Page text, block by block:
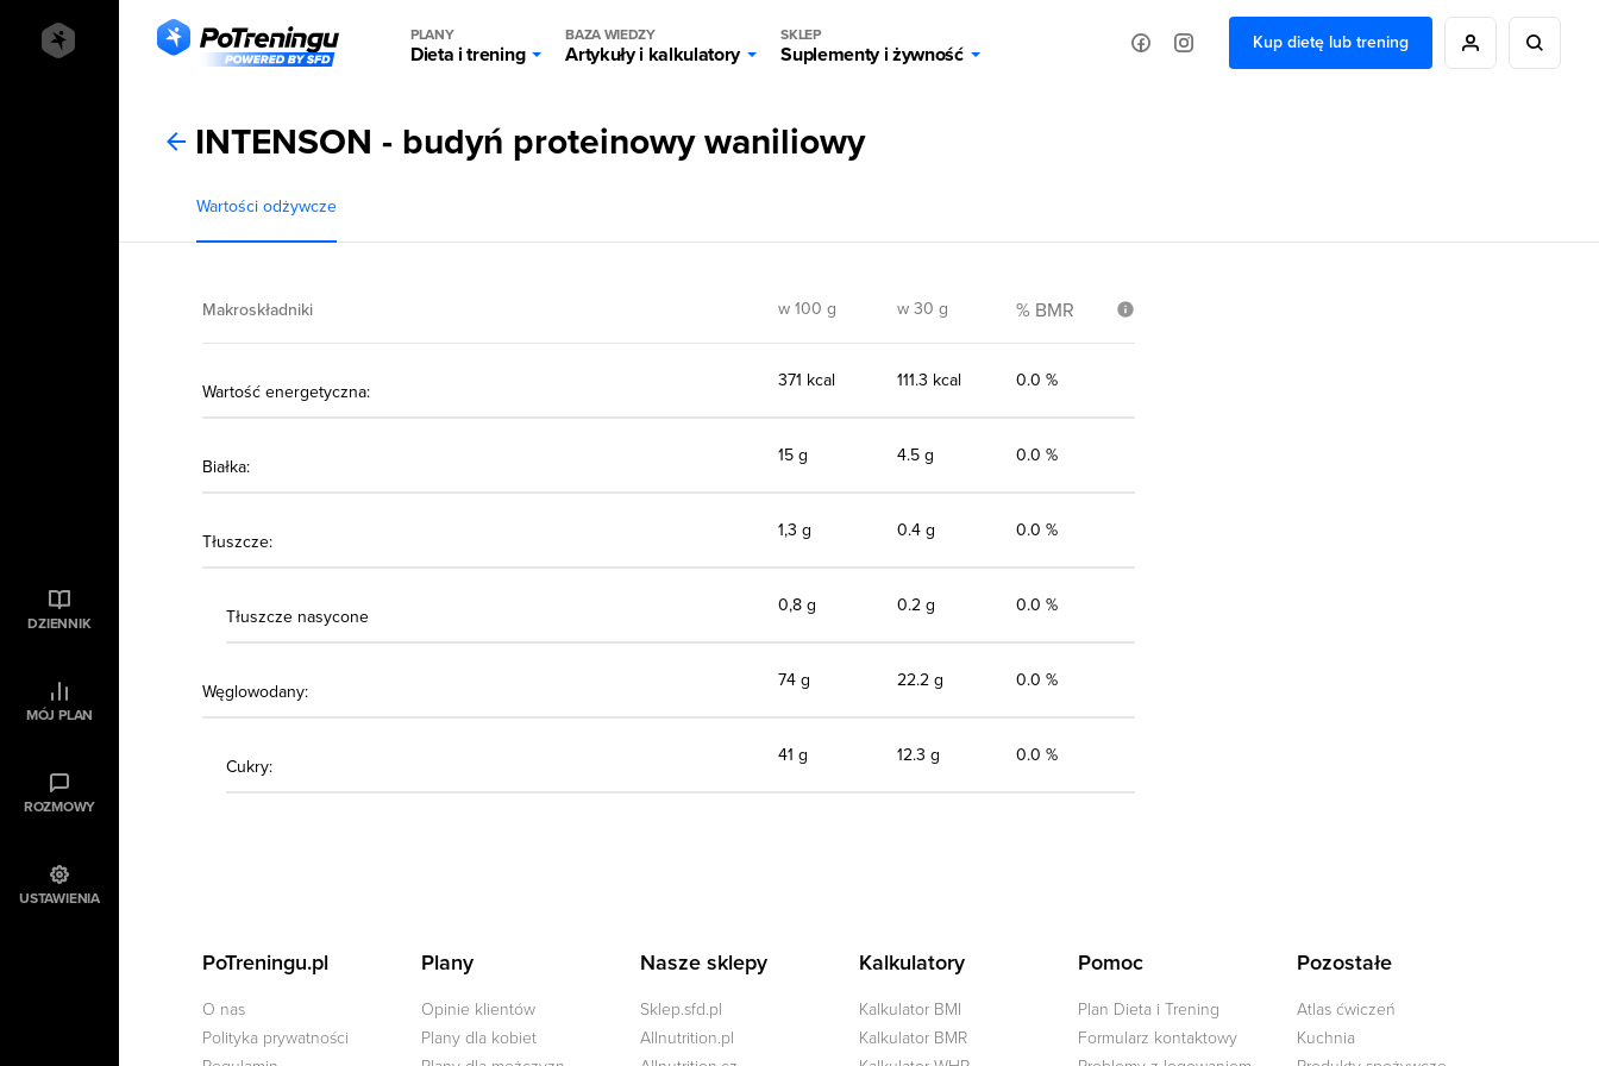
PLANY
Dieta i trening
BAZA WIEDZY
Artykuły i kalkulatory
SKLEP
Suplementy i żywność
Kup dietę lub trening
DZIENNIK
MÓJ PLAN
ROZMOWY
USTAWIENIA
INTENSON - budyń proteinowy waniliowy
Wartości odżywcze
Makroskładniki w 100 g w 30 g % BMR
Wartość energetyczna:
371 kcal 111.3 kcal 0.0 %
Białka:
15 g 4.5 g 0.0 %
Tłuszcze:
1,3 g 0.4 g 0.0 %
Tłuszcze nasycone
0,8 g 0.2 g 0.0 %
Węglowodany:
74 g 22.2 g 0.0 %
Cukry:
41 g 12.3 g 0.0 %
PoTreningu.pl
O nas
Polityka prywatności
Plany
Opinie klientów
Plany dla kobiet
Nasze sklepy
Sklep.sfd.pl
Allnutrition.pl
Kalkulatory
Kalkulator BMI
Kalkulator BMR
Pomoc
Plan Dieta i Trening
Formularz kontaktowy
Pozostałe
Atlas ćwiczeń
Kuchnia